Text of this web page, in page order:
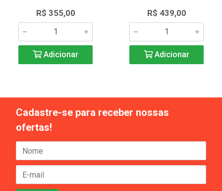
R$ 355,00
Adicionar
R$ 439,00
Adicionar
Cadastre-se para receber nossas
ofertas!